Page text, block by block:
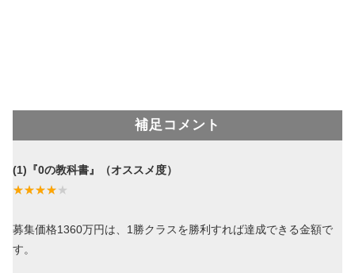
補足コメント
(1)『0の教科書』（オススメ度）
募集価格1360万円は、1勝クラスを勝利すれば達成できる金額で
す。